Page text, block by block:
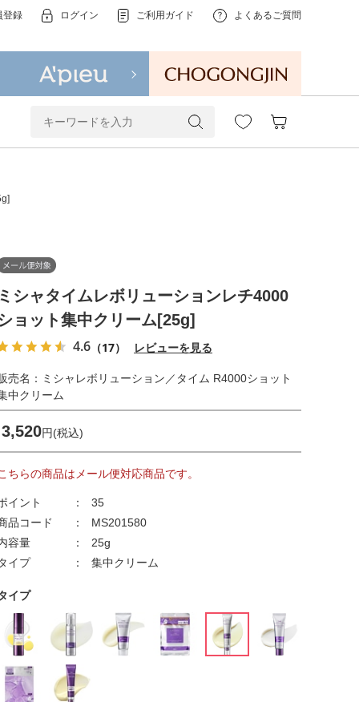
登録 ログイン ご利用ガイド よくあるご質問
シャタイムレボリューションレチ4000
ョット集中クリーム[25g]
4.6 （17） レビューを見る
売名：ミシャレボリューション／タイム R4000ショット
中クリーム
3,520円(税込)
ちらの商品はメール便対応商品です。
イント
35
品コード
MS201580
容量
25g
イプ
集中クリーム
イプ